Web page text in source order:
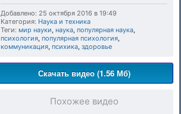
Добавлено: 25 октября 2016 в 19:49
Категория: Наука и техника
Теги: мир науки, наука, популярная наука,
психология, популярная психология,
коммуникация, психика, здоровье
Скачать видео (1.56 Мб)
Похожее видео